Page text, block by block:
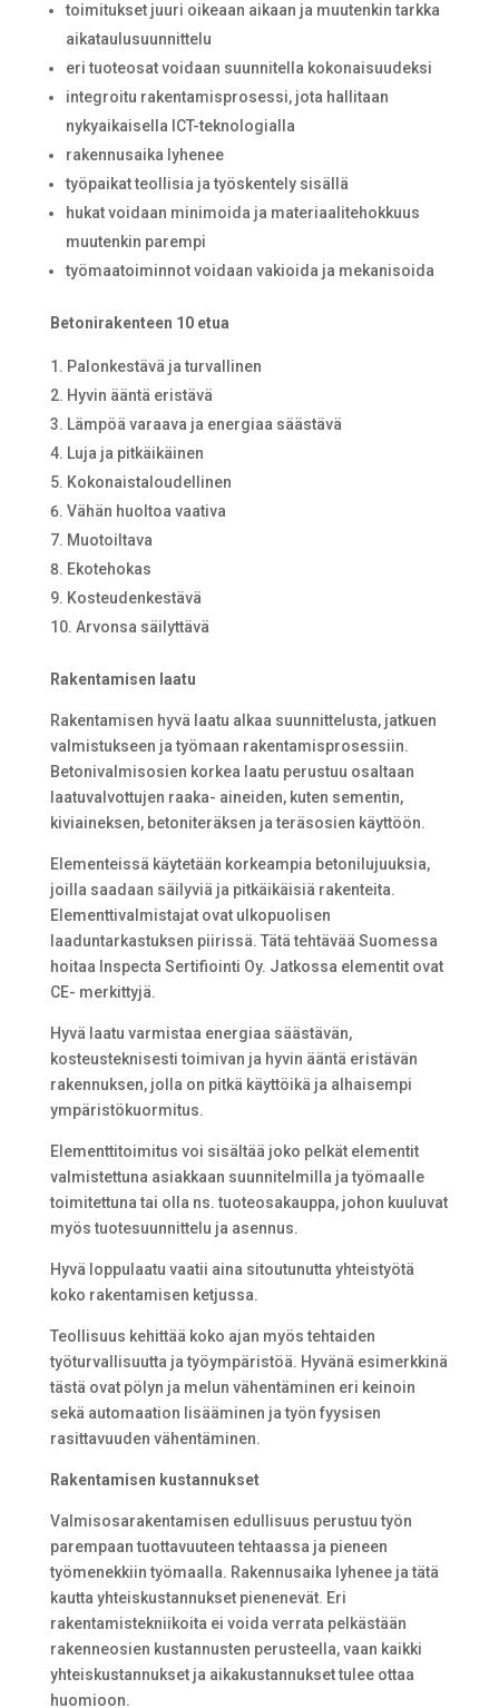
toimitukset juuri oikeaan aikaan ja muutenkin tarkka
aikataulusuunnittelu
eri tuoteosat voidaan suunnitella kokonaisuudeksi
integroitu rakentamisprosessi, jota hallitaan
nykyaikaisella ICT-teknologialla
rakennusaika lyhenee
työpaikat teollisia ja työskentely sisällä
hukat voidaan minimoida ja materiaalitehokkuus
muutenkin parempi
työmaatoiminnot voidaan vakioida ja mekanisoida
Betonirakenteen 10 etua
Palonkestävä ja turvallinen
Hyvin ääntä eristävä
Lämpöä varaava ja energiaa säästävä
Luja ja pitkäikäinen
Kokonaistaloudellinen
Vähän huoltoa vaativa
Muotoiltava
Ekotehokas
Kosteudenkestävä
Arvonsa säilyttävä
Rakentamisen laatu
Rakentamisen hyvä laatu alkaa suunnittelusta, jatkuen
valmistukseen ja työmaan rakentamisprosessiin.
Betonivalmisosien korkea laatu perustuu osaltaan
laatuvalvottujen raaka- aineiden, kuten sementin,
kiviaineksen, betoniteräksen ja teräsosien käyttöön.
Elementeissä käytetään korkeampia betonilujuuksia,
joilla saadaan säilyviä ja pitkäikäisiä rakenteita.
Elementtivalmistajat ovat ulkopuolisen
laaduntarkastuksen piirissä. Tätä tehtävää Suomessa
hoitaa Inspecta Sertifiointi Oy. Jatkossa elementit ovat
CE- merkittyjä.
Hyvä laatu varmistaa energiaa säästävän,
kosteusteknisesti toimivan ja hyvin ääntä eristävän
rakennuksen, jolla on pitkä käyttöikä ja alhaisempi
ympäristökuormitus.
Elementtitoimitus voi sisältää joko pelkät elementit
valmistettuna asiakkaan suunnitelmilla ja työmaalle
toimitettuna tai olla ns. tuoteosakauppa, johon kuuluvat
myös tuotesuunnittelu ja asennus.
Hyvä loppulaatu vaatii aina sitoutunutta yhteistyötä
koko rakentamisen ketjussa.
Teollisuus kehittää koko ajan myös tehtaiden
työturvallisuutta ja työympäristöä. Hyvänä esimerkkinä
tästä ovat pölyn ja melun vähentäminen eri keinoin
sekä automaation lisääminen ja työn fyysisen
rasittavuuden vähentäminen.
Rakentamisen kustannukset
Valmisosarakentamisen edullisuus perustuu työn
parempaan tuottavuuteen tehtaassa ja pieneen
työmenekkiin työmaalla. Rakennusaika lyhenee ja tätä
kautta yhteiskustannukset pienenevät. Eri
rakentamistekniikoita ei voida verrata pelkästään
rakenneosien kustannusten perusteella, vaan kaikki
yhteiskustannukset ja aikakustannukset tulee ottaa
huomioon.